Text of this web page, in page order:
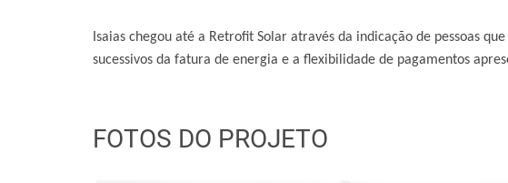
Isaias chegou até a Retrofit Solar através da indicação de pessoas
sucessivos da fatura de energia e a flexibilidade de pagamentos
FOTOS DO PROJETO